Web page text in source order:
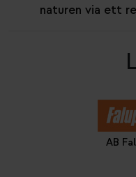
naturen via ett
AB